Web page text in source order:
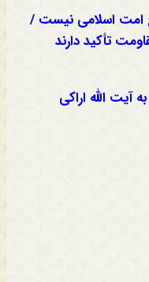
امت اسلامی نیست /
تأکید دارند
الله اراکی